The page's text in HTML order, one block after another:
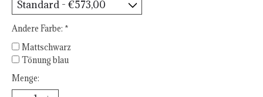
Andere Farbe: *
Mattschwarz
Tönung blau
Menge: